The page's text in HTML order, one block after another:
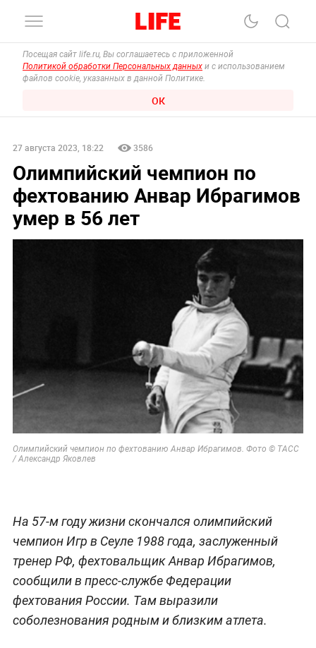
Посещая сайт life.ru, Вы соглашаетесь с приложенной
Политикой обработки Персональных данных и с использованием
файлов cookie, указанных в данной Политике.
ОК
27 августа 2023, 18:22 3586
Олимпийский чемпион по
фехтованию Анвар Ибрагимов
умер в 56 лет
Олимпийский чемпион по фехтованию Анвар Ибрагимов. Фото © ТАСС
/ Александр Яковлев
На 57-м году жизни скончался олимпийский
чемпион Игр в Сеуле 1988 года, заслуженный
тренер РФ, фехтовальщик Анвар Ибрагимов,
сообщили в пресс-службе Федерации
фехтования России. Там выразили
соболезнования родным и близким атлета.